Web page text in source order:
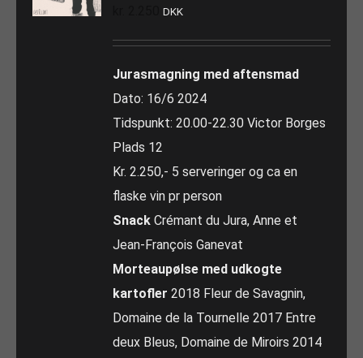
DKK
Jurasmagning med aftensmad
Dato: 16/6 2024
Tidspunkt: 20.00-22.30 Victor Borges
Plads 12
Kr. 2.250,- 5 serveringer og ca en
flaske vin pr person
SnackCrémant du Jura, Anne et
Jean-François Ganevat
Morteaupølse med udkogte
kartofler 2018 Fleur de Savagnin,
Domaine de la Tournelle 2017 Entre
deux Bleus, Domaine de Miroirs 2014